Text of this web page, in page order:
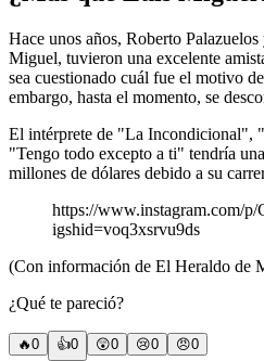
Hace unos años, Roberto
Miguel, tuvieron una excelente
sea cuestionado cuál fue el motivo
embargo, hasta el momento, se
El intérprete de "La Incondicional",
"Tengo todo excepto a ti" tendría
millones de dólares debido a su
https://www.instagram.com/
igshid=voq3xsrvu9ds
(Con información de El Heraldo de
¿Qué te pareció?
🔥0 👍0 😲0 😢0 😠0